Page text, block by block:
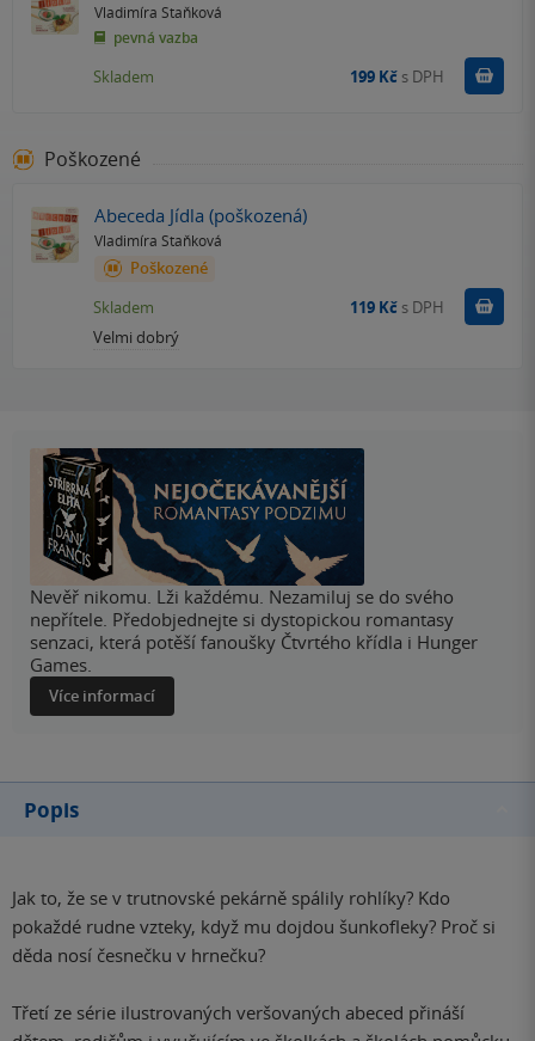
Vladimíra Staňková
pevná vazba
Skladem 199 Kč s DPH
Poškozené
Abeceda Jídla (poškozená)
Vladimíra Staňková
Poškozené
Velmi dobrý
Skladem 119 Kč s DPH
Nevěř nikomu. Lži každému. Nezamiluj se do svého
nepřítele. Předobjednejte si dystopickou romantasy
senzaci, která potěší fanoušky Čtvrtého křídla i Hunger
Games.
Více informací
Popis
Jak to, že se v trutnovské pekárně spálily rohlíky? Kdo
pokaždé rudne vzteky, když mu dojdou šunkofleky? Proč si
děda nosí česnečku v hrnečku?
Třetí ze série ilustrovaných veršovaných abeced přináší